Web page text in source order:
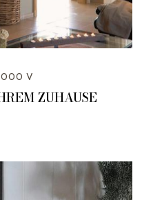
V
ZUHAUSE